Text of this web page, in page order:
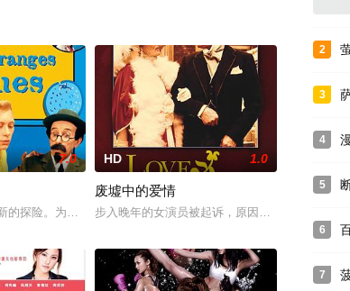
明的时光机器
to stud
7.0
的探险。为了解决人类饥饿问题，卡尔库鲁斯和扎拉梅阿教授研
HD 1.0
废墟中的爱情
步入晚年的女演员被起诉，原因是她毁弃婚约，
2
3
4
5
6
7